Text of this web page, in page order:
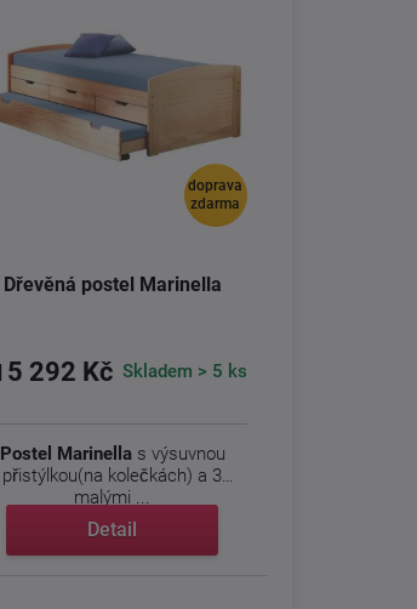
doprava
zdarma
Dřevěná postel Marinella
5 292 Kč Skladem > 5 ks
Postel Marinellas výsuvnou
přistýlkou(na kolečkách) a 3
malými ...
Detail